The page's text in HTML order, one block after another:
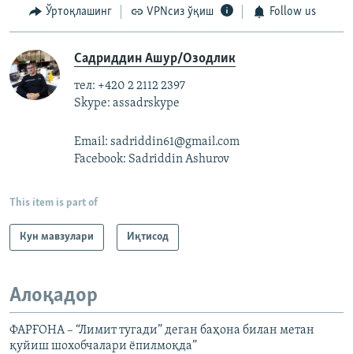
Ўртоқлашинг VPNсиз ўқиш Follow us
Садриддин Ашур/Озодлик
тел: +420 2 2112 2397
Skype: assadrskype
Email: sadriddin61@gmail.com
Facebook: Sadriddin Ashurov
This item is part of
Кун мавзулари Иқтисод
Алоқадор
ФАРҒОНА – “Лимит тугади” деган баҳона билан метан
қуйиш шохобчалари ёпилмоқда”